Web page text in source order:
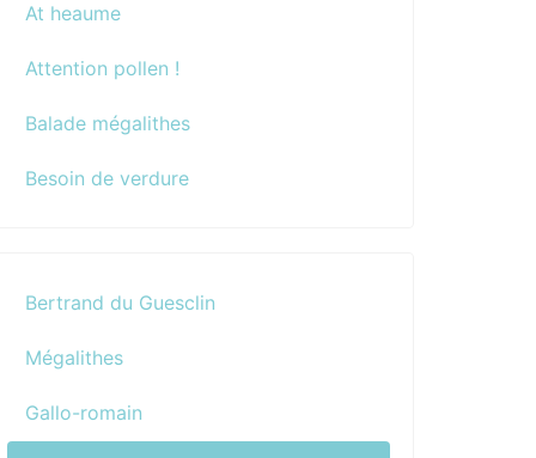
At heaume
Attention pollen !
Balade mégalithes
Besoin de verdure
Bertrand du Guesclin
Mégalithes
Gallo-romain